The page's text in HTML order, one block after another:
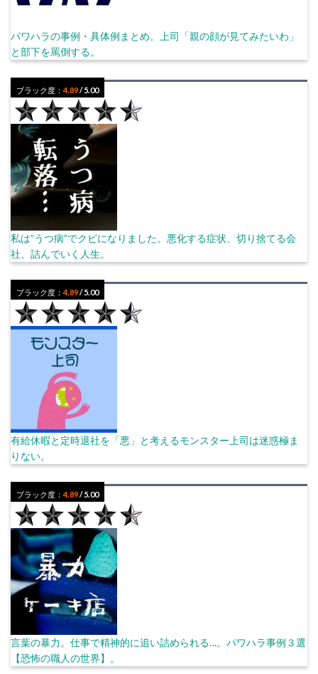
パワハラの事例・具体例まとめ。上司「親の顔が見てみたいわ」
と部下を罵倒する。
ブラック度：4.89/ 5.00
私は”うつ病”でクビになりました。悪化する症状、切り捨てる会
社、詰んでいく人生。
ブラック度：4.89/ 5.00
有給休暇と定時退社を「悪」と考えるモンスター上司は迷惑極ま
りない。
ブラック度：4.89/ 5.00
言葉の暴力。仕事で精神的に追い詰められる…。パワハラ事例３選
【恐怖の職人の世界】。